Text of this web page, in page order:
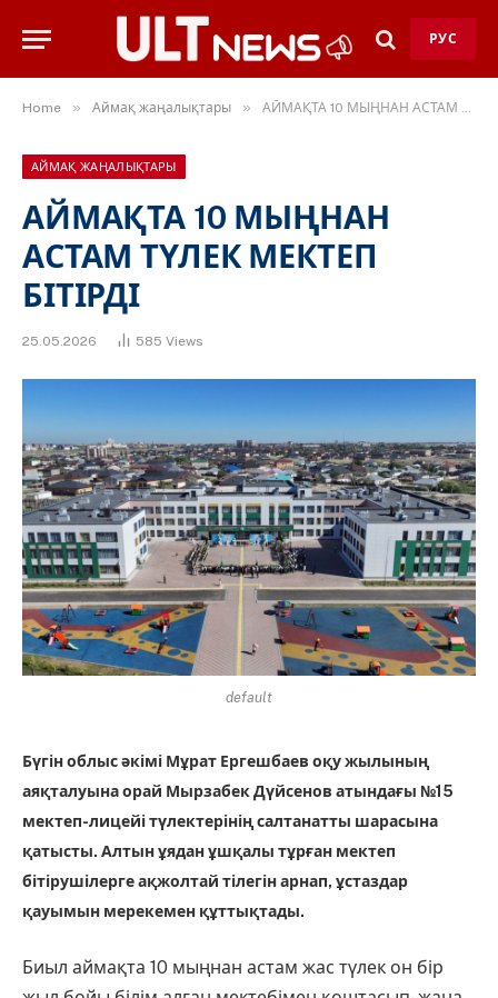
РУС
Home » Аймақ жаңалықтары » АЙМАҚТА 10 МЫҢНАН АСТАМ ТҮЛЕК МЕКТЕП БІТІРДІ
АЙМАҚ ЖАҢАЛЫҚТАРЫ
АЙМАҚТА 10 МЫҢНАН
АСТАМ ТҮЛЕК МЕКТЕП
БІТІРДІ
25.05.2026 585 Views
default
Бүгін облыс әкімі Мұрат Ергешбаев оқу жылының
аяқталуына орай Мырзабек Дүйсенов атындағы №15
мектеп-лицейі түлектерінің салтанатты шарасына
қатысты. Алтын ұядан ұшқалы тұрған мектеп
бітірушілерге ақжолтай тілегін арнап, ұстаздар
қауымын мерекемен құттықтады.
Биыл аймақта 10 мыңнан астам жас түлек он бір